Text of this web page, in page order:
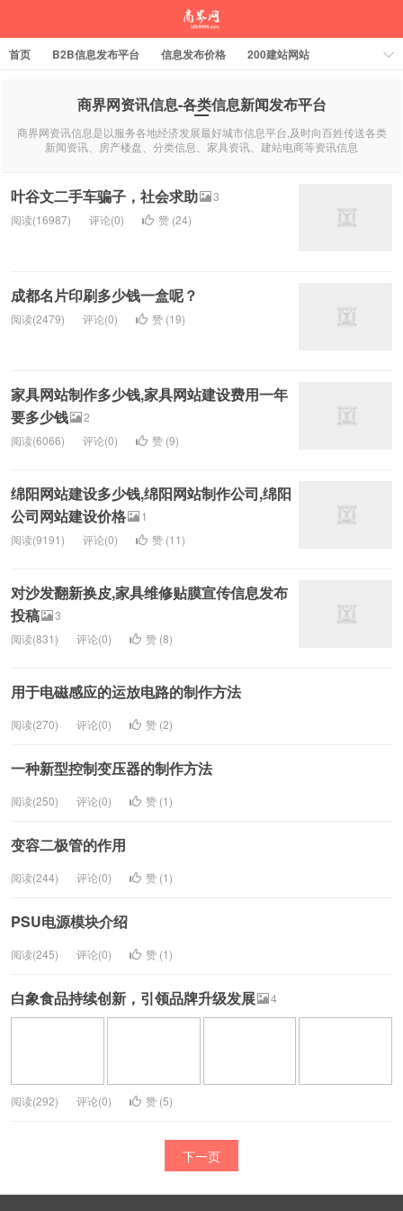
首页 B2B信息发布平台 信息发布价格 200建站网站
商界网资讯信息-各类信息新闻发布平台
商界网资讯信息是以服务各地经济发展最好城市信息平台,及时向百姓传送各类
新闻资讯、房产楼盘、分类信息、家具资讯、建站电商等资讯信息
叶谷文二手车骗子，社会求助
3
阅读(16987)
评论(0) 赞 (24)
成都名片印刷多少钱一盒呢？
阅读(2479) 评论(0) 赞 (19)
家具网站制作多少钱,家具网站建设费用一年
要多少钱
2
阅读(6066)
评论(0) 赞 (9)
绵阳网站建设多少钱,绵阳网站制作公司,绵阳
公司网站建设价格
1
阅读(9191)
评论(0) 赞 (11)
对沙发翻新换皮,家具维修贴膜宣传信息发布
投稿
3
阅读(831)
评论(0) 赞 (8)
用于电磁感应的运放电路的制作方法
阅读(270) 评论(0) 赞 (2)
一种新型控制变压器的制作方法
阅读(250) 评论(0) 赞 (1)
变容二极管的作用
阅读(244) 评论(0) 赞 (1)
PSU电源模块介绍
阅读(245) 评论(0) 赞 (1)
白象食品持续创新，引领品牌升级发展 4
阅读(292) 评论(0) 赞 (5)
下一页